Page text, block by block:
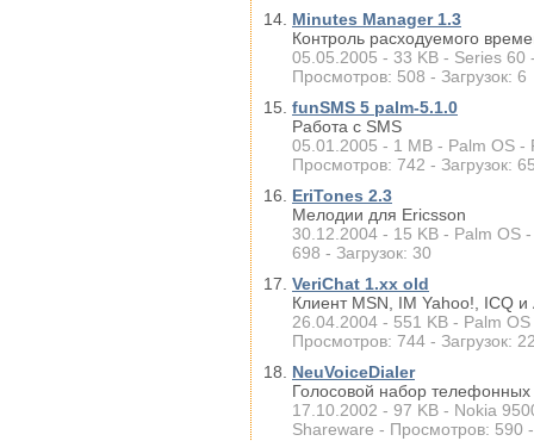
Minutes Manager 1.3
Контроль расходуемого
05.05.2005 - 33 KB - Series
Просмотров: 508 - Загрузок: 6
funSMS 5 palm-5.1.0
Работа с SMS
05.01.2005 - 1 MB - Palm OS
Просмотров: 742 - Загрузок:
EriTones 2.3
Мелодии для Ericsson
30.12.2004 - 15 KB - Palm OS
698 - Загрузок: 30
VeriChat 1.xx old
Клиент MSN, IM Yahoo!, ICQ и
26.04.2004 - 551 KB - Palm
Просмотров: 744 - Загрузок:
NeuVoiceDialer
Голосовой набор
17.10.2002 - 97 KB - Nokia
Shareware - Просмотров: 590 -